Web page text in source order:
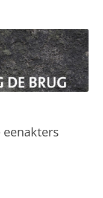
eenakters